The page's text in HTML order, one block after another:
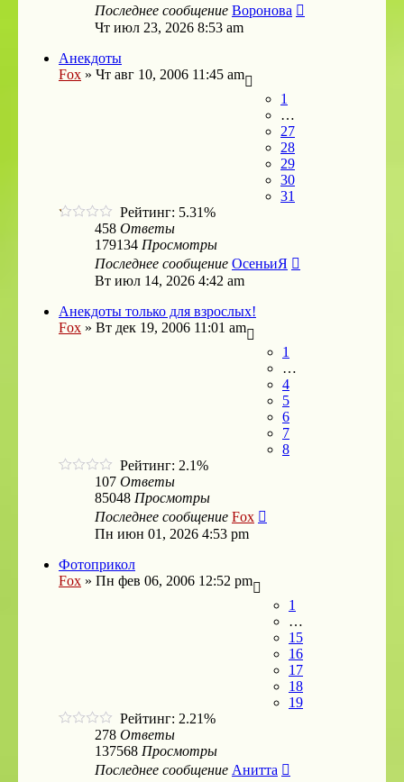
Последнее сообщение Воронова
Чт июл 23, 2026 8:53 am
Анекдоты
Fox » Чт авг 10, 2006 11:45 am
1
…
27
28
29
30
31
Рейтинг: 5.31%
458 Ответы
179134 Просмотры
Последнее сообщение ОсеньиЯ
Вт июл 14, 2026 4:42 am
Анекдоты только для взрослых!
Fox » Вт дек 19, 2006 11:01 am
1
…
4
5
6
7
8
Рейтинг: 2.1%
107 Ответы
85048 Просмотры
Последнее сообщение Fox
Пн июн 01, 2026 4:53 pm
Фотоприкол
Fox » Пн фев 06, 2006 12:52 pm
1
…
15
16
17
18
19
Рейтинг: 2.21%
278 Ответы
137568 Просмотры
Последнее сообщение Анитта